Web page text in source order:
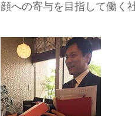
顔への寄与を目指して働く